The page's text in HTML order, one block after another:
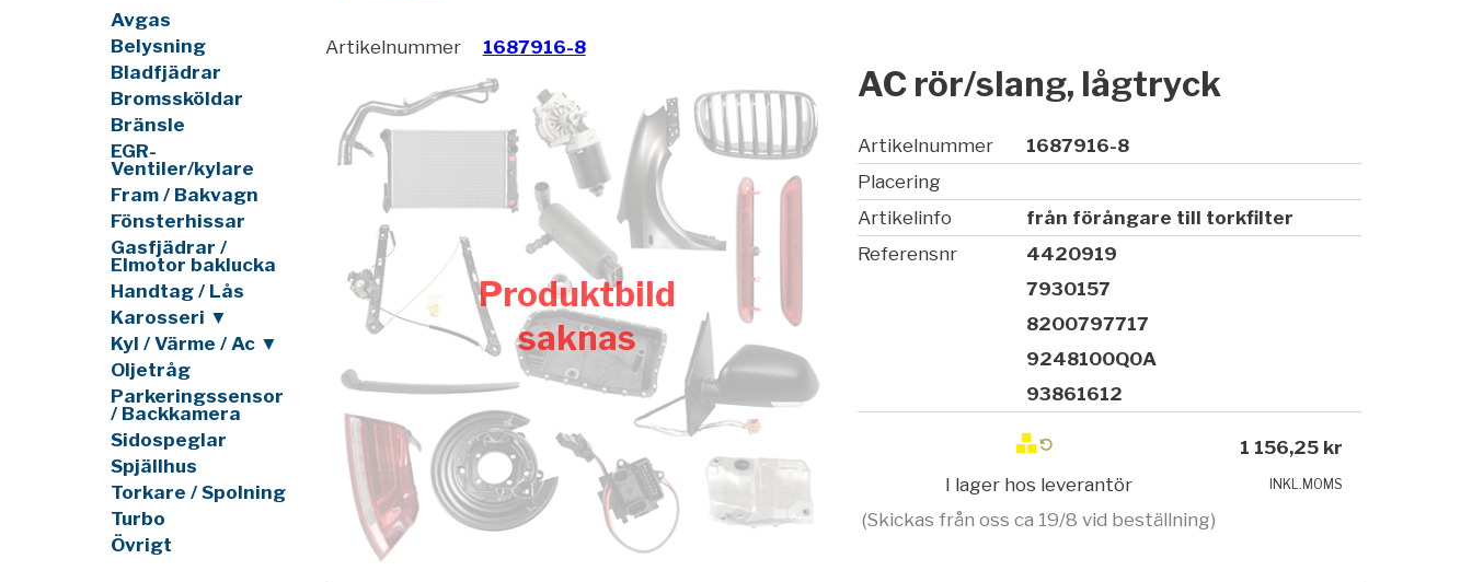
Avgas
Belysning
Bladfjädrar
Bromssköldar
Bränsle
EGR-
Ventiler/kylare
Fram / Bakvagn
Fönsterhissar
Gasfjädrar /
Elmotor baklucka
Handtag / Lås
Karosseri ▼
Kyl / Värme / Ac ▼
Oljetråg
Parkeringssensor
/ Backkamera
Sidospeglar
Spjällhus
Torkare / Spolning
Turbo
Övrigt
Artikelnummer 1687916-8
Produktbild
saknas
AC rör/slang, lågtryck
Artikelnummer
1687916-8
Placering
Artikelinfo
från förångare till torkfilter
Referensnr
4420919
7930157
8200797717
9248100Q0A
93861612
I lager hos leverantör
(Skickas från oss ca 19/8 vid beställning)
1 156,25 kr
INKL.MOMS